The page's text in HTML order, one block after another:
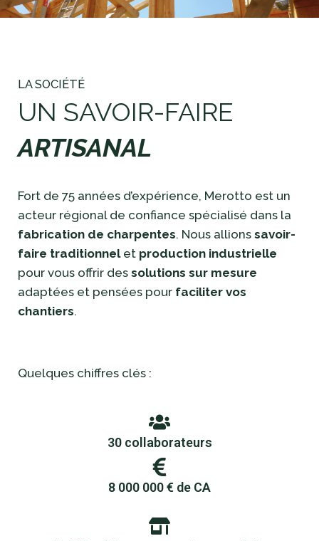
LA SOCIÉTÉ
UN SAVOIR-FAIRE
ARTISANAL
Fort de 75 années d’expérience, Merotto est un
acteur régional de confiance spécialisé dans la
fabrication de charpentes. Nous allions savoir-
faire traditionnel et production industrielle
pour vous offrir des solutions sur mesure
adaptées et pensées pour faciliter vos
chantiers.
Quelques chiffres clés :
30 collaborateurs
8 000 000 € de CA